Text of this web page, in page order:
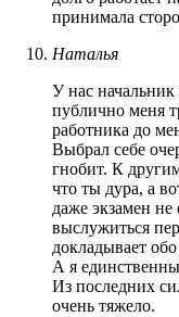
принимала
Наталья
У нас начальник
публично меня
работника до
Выбрал себе
гнобит. К
что ты дура, а
даже экзамен не
выслужиться
докладывает
А я
Из последних
очень тяжело.